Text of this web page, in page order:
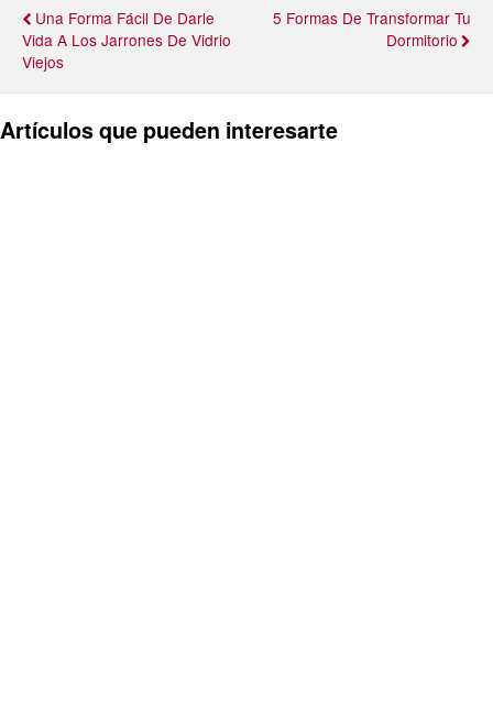
Una Forma Fácil De Darle
Vida A Los Jarrones De Vidrio
Viejos
5 Formas De Transformar Tu
Dormitorio
Artículos que pueden interesarte